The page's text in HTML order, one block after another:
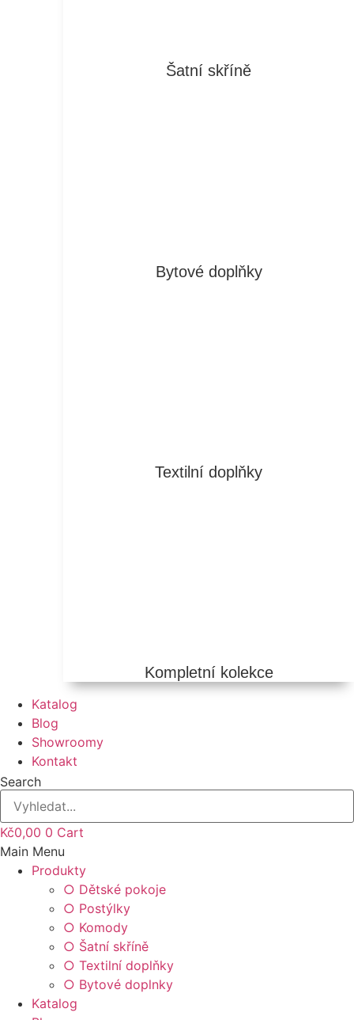
Šatní skříně
Bytové doplňky
Textilní doplňky
Kompletní kolekce
Katalog
Blog
Showroomy
Kontakt
Search
Kč0,00 0 Cart
Main Menu
Produkty
○ Dětské pokoje
○ Postýlky
○ Komody
○ Šatní skříně
○ Textilní doplňky
○ Bytové doplnky
Katalog